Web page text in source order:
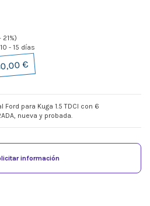
- 15 días
€
para Kuga 1.5 TDCI con 6
nueva y probada.
información